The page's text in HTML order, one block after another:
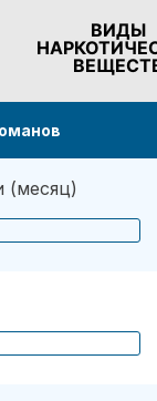
ВИДЫ
(месяц)